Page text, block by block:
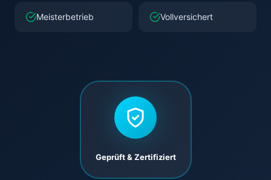
Meisterbetrieb Vollversichert
Geprüft & Zertifiziert